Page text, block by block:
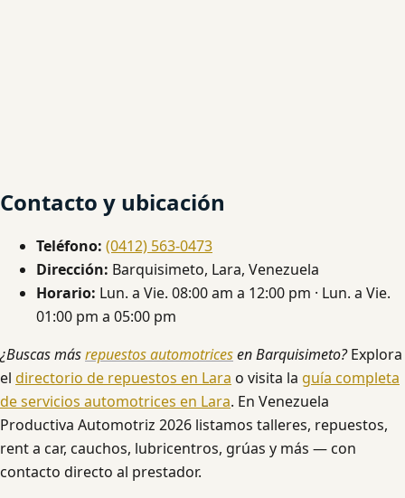
Contacto y ubicación
Teléfono: (0412) 563-0473
Dirección: Barquisimeto, Lara, Venezuela
Horario: Lun. a Vie. 08:00 am a 12:00 pm · Lun. a Vie.
01:00 pm a 05:00 pm
¿Buscas másrepuestos automotricesen Barquisimeto?Explora
el directorio de repuestos en Lara o visita la guía completa
de servicios automotrices en Lara. En Venezuela
Productiva Automotriz 2026 listamos talleres, repuestos,
rent a car, cauchos, lubricentros, grúas y más — con
contacto directo al prestador.